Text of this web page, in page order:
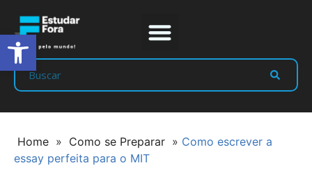
Home » Como se Preparar » Como escrever a
essay perfeita para o MIT
Abrir a barra de ferramentas